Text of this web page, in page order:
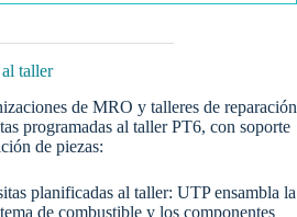
taller
de MRO y talleres de reparación
programadas al taller PT6, con soporte
de piezas:
planificadas al taller: UTP ensambla la
de combustible y los componentes